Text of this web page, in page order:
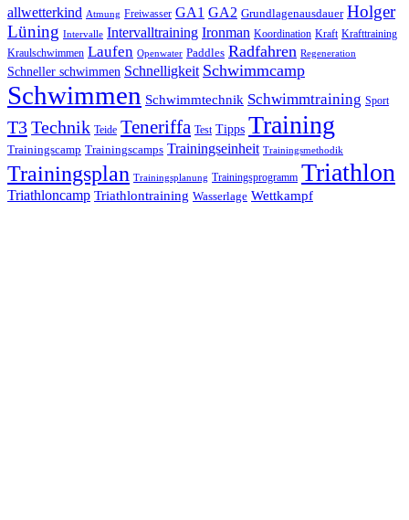
allwetterkind Atmung Freiwasser GA1 GA2 Grundlagenausdauer Holger
Lüning Intervalle Intervalltraining Ironman Koordination Kraft Krafttraining
Kraulschwimmen Laufen Openwater Paddles Radfahren Regeneration
Schneller schwimmen Schnelligkeit Schwimmcamp
Schwimmen Schwimmtechnik Schwimmtraining Sport
T3Technik Teide Teneriffa Test Tipps Training
Trainingscamp Trainingscamps Trainingseinheit Trainingsmethodik
Trainingsplan Trainingsplanung Trainingsprogramm Triathlon
Triathloncamp Triathlontraining Wasserlage Wettkampf